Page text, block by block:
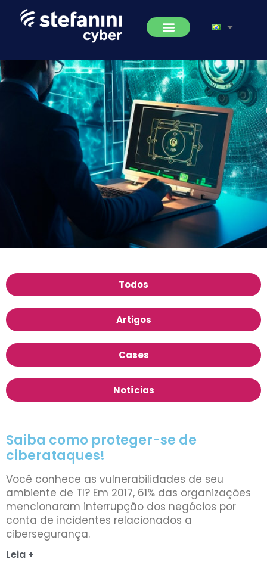
Todos
Artigos
Cases
Notícias
Saiba como proteger-se de
ciberataques!
Você conhece as vulnerabilidades de seu
ambiente de TI? Em 2017, 61% das organizações
mencionaram interrupção dos negócios por
conta de incidentes relacionados a
cibersegurança.
Leia +